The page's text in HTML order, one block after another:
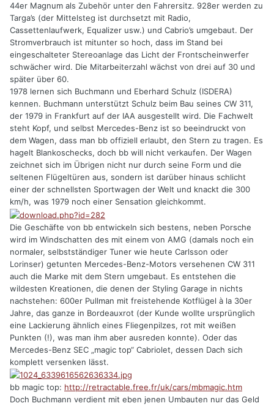
44er Magnum als Zubehör unter den Fahrersitz. 928er werden zu
Targa’s (der Mittelsteg ist durchsetzt mit Radio,
Cassettenlaufwerk, Equalizer usw.) und Cabrio’s umgebaut. Der
Stromverbrauch ist mitunter so hoch, dass im Stand bei
eingeschalteter Stereoanlage das Licht der Frontscheinwerfer
schwächer wird. Die Mitarbeiterzahl wächst von drei auf 30 und
später über 60.
1978 lernen sich Buchmann und Eberhard Schulz (ISDERA)
kennen. Buchmann unterstützt Schulz beim Bau seines CW 311,
der 1979 in Frankfurt auf der IAA ausgestellt wird. Die Fachwelt
steht Kopf, und selbst Mercedes-Benz ist so beeindruckt von
dem Wagen, dass man bb offiziell erlaubt, den Stern zu tragen. Es
hagelt Blankoschecks, doch bb will nicht verkaufen. Der Wagen
zeichnet sich im Übrigen nicht nur durch seine Form und die
seltenen Flügeltüren aus, sondern ist darüber hinaus schlicht
einer der schnellsten Sportwagen der Welt und knackt die 300
km/h, was 1979 noch einer Sensation gleichkommt.
Die Geschäfte von bb entwickeln sich bestens, neben Porsche
wird im Windschatten des mit einem von AMG (damals noch ein
normaler, selbstständiger Tuner wie heute Carlsson oder
Lorinser) getunten Mercedes-Benz-Motors versehenen CW 311
auch die Marke mit dem Stern umgebaut. Es entstehen die
wildesten Kreationen, die denen der Styling Garage in nichts
nachstehen: 600er Pullman mit freistehende Kotflügel à la 30er
Jahre, das ganze in Bordeauxrot (der Kunde wollte ursprünglich
eine Lackierung ähnlich eines Fliegenpilzes, rot mit weißen
Punkten (!), was man ihm aber ausreden konnte). Oder das
Mercedes-Benz SEC „magic top“ Cabriolet, dessen Dach sich
komplett versenken lässt.
bb magic top: http://retractable.free.fr/uk/cars/mbmagic.htm
Doch Buchmann verdient mit eben jenen Umbauten nur das Geld